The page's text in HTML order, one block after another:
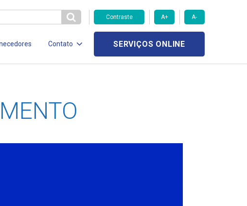
Contraste A+ A-
Contato SERVIÇOS ONLINE